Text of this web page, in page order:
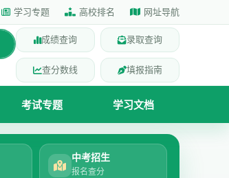
学习专题 高校排名 网址导航
成绩查询 录取查询
查分数线 填报指南
考试专题 学习文档
中考招生
报名查分